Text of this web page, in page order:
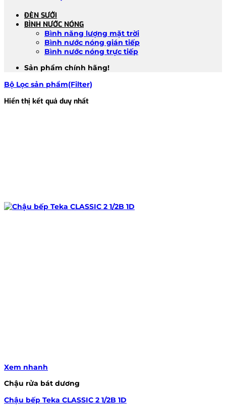
ĐÈN SƯỞI
BÌNH NƯỚC NÓNG
Bình năng lượng mặt trời
Bình nước nóng gián tiếp
Bình nước nóng trực tiếp
Sản phẩm chính hãng!
Bộ Lọc sản phẩm(Filter)
Hiển thị kết quả duy nhất
Xem nhanh
Chậu rửa bát dương
Chậu bếp Teka CLASSIC 2 1/2B 1D